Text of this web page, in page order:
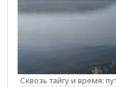
Сквозь тайгу и время: